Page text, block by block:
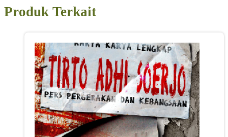
Produk Terkait